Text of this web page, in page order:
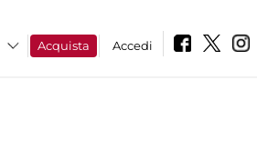
Acquista Accedi